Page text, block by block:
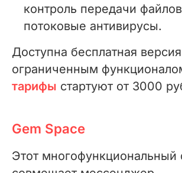
контроль передачи
потоковые антивирусы.
Доступна бесплатная
ограниченным
тарифы стартуют от 3000
Gem Space
Этот многофункциональный